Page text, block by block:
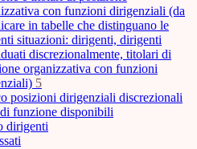
con funzioni dirigenziali (da
in tabelle che distinguano le
situazioni: dirigenti, dirigenti
discrezionalmente, titolari di
organizzativa con funzioni
5
posizioni dirigenziali discrezionali
funzione disponibili
dirigenti